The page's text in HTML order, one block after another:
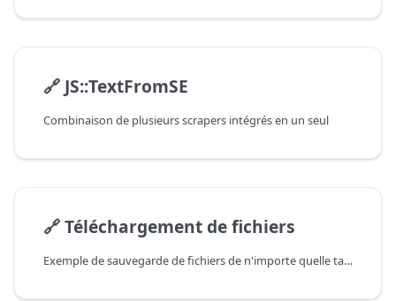
🔗 JS::TextFromSE
Combinaison de plusieurs scrapers intégrés en un seul
🔗Téléchargement de fichiers
Exemple de sauvegarde de fichiers de n'importe quelle taille directement sur le disque